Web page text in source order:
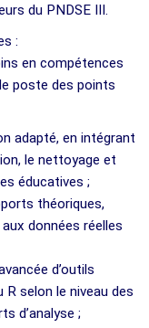
du PNDSE III.
:
en compétences
poste des points
adapté, en intégrant
le nettoyage et
éducatives ;
théoriques,
données réelles
d’outils
selon le niveau des
d’analyse ;